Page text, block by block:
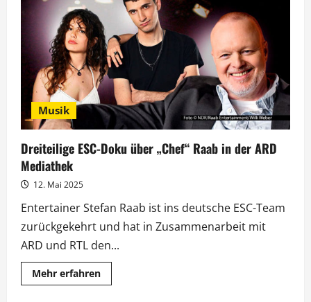
in
Basel
ein
Musik
Dreiteilige ESC-Doku über „Chef“ Raab in der ARD
Mediathek
12. Mai 2025
Entertainer Stefan Raab ist ins deutsche ESC-Team
zurückgekehrt und hat in Zusammenarbeit mit
ARD und RTL den...
Mehr erfahrenMehr
Informationen